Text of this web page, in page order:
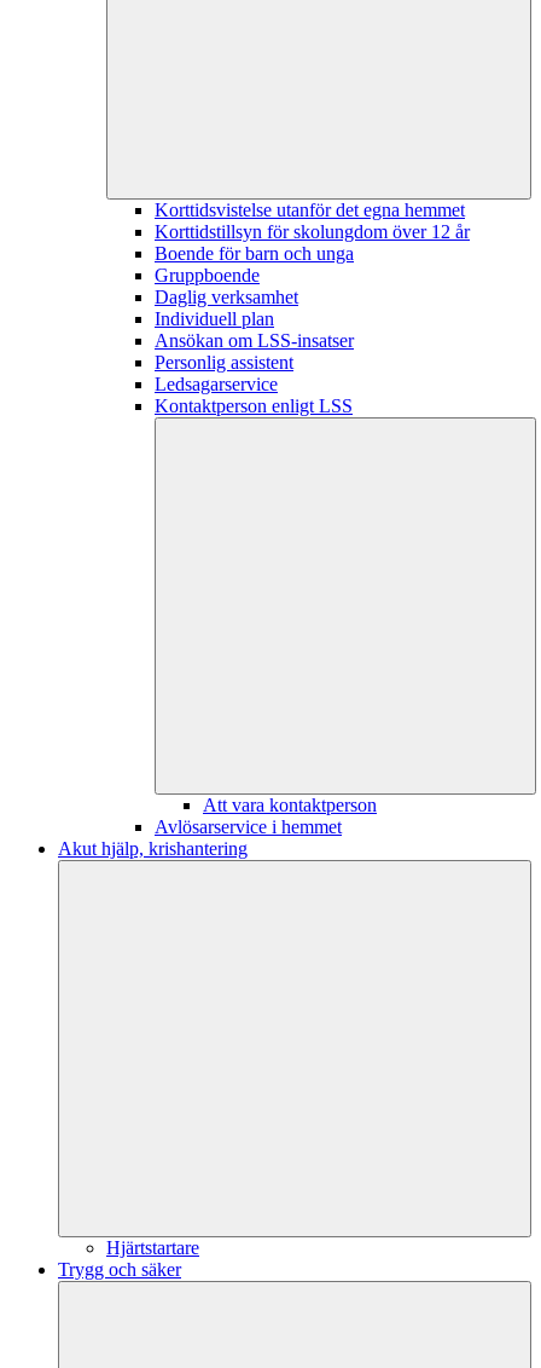
Korttidsvistelse utanför det egna hemmet
Korttidstillsyn för skolungdom över 12 år
Boende för barn och unga
Gruppboende
Daglig verksamhet
Individuell plan
Ansökan om LSS-insatser
Personlig assistent
Ledsagarservice
Kontaktperson enligt LSS
Att vara kontaktperson
Avlösarservice i hemmet
Akut hjälp, krishantering
Hjärtstartare
Trygg och säker